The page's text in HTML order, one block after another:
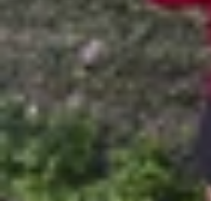
Anh Thư
Ngày đăng: 29/03/2026
Cập nhật:
29/03/2026
Theo dõi XTMobile trên